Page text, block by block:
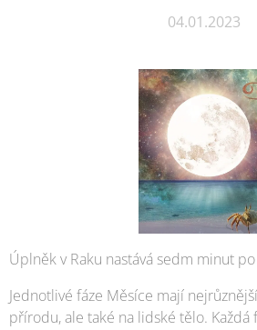
04.01.2023
Úplněk v Raku nastává sedm minut
Jednotlivé fáze Měsíce mají
přírodu, ale také na lidské tělo. Každá